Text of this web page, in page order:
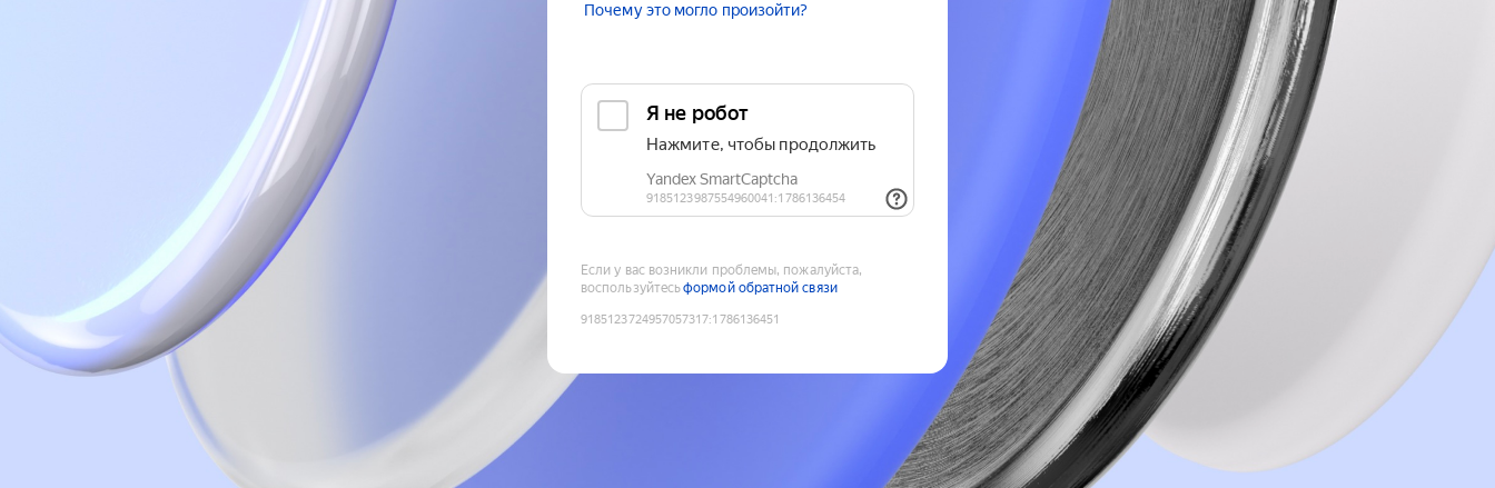
Почему это могло произойти?
Если у вас возникли проблемы, пожалуйста,
воспользуйтесьформой обратной связи
9185123724957057317:1786136451